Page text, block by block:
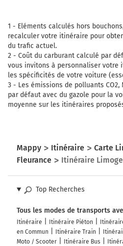
1 - Eléments calculés hors
recalculer votre itinéraire pour
du trafic actuel.
2 - Coût du carburant calculé par
vous invitons à personnaliser votre
les spécificités de votre voiture
3 - Les émissions de polluants CO2,
par défaut avec du gazole pour la
moyenne sur les itinéraires
Mappy Itinéraire Carte
Fleurance
Itinéraire
Top Recherches
Tous les modes de transports
Itinéraire Itinéraire Piéton
en Commun
Itinéraire Train
Moto / Scooter
Itinéraire Bus